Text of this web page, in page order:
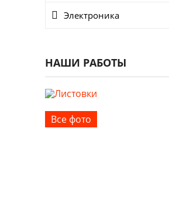
Электроника
НАШИ РАБОТЫ
Все фото